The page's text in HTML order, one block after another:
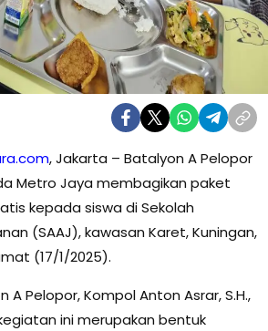
, Jakarta – Batalyon A Pelopor
Metro Jaya membagikan paket
kepada siswa di Sekolah
(SAAJ), kawasan Karet, Kuningan,
(17/1/2025).
A Pelopor, Kompol Anton Asrar, S.H.,
ini merupakan bentuk